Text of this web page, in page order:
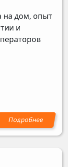
на дом, опыт
и